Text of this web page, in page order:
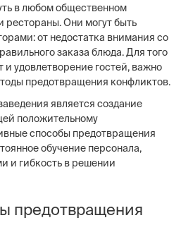
в любом общественном
рестораны. Они могут быть
от недостатка внимания со
заказа блюда. Для того
удовлетворение гостей, важно
предотвращения конфликтов.
является создание
положительному
способы предотвращения
обучение персонала,
и гибкость в решении
предотвращения